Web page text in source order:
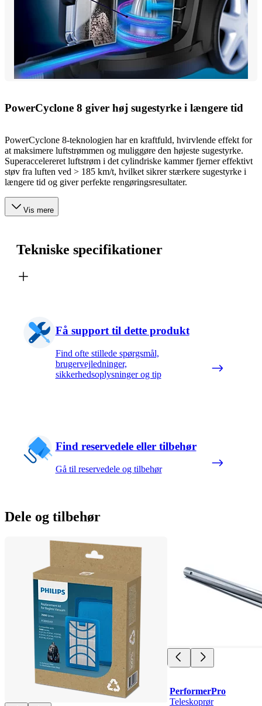
PowerCyclone 8 giver høj sugestyrke i længere tid
PowerCyclone 8-teknologien har en kraftfuld, hvirvlende effekt for
at maksimere luftstrømmen og muliggøre den højeste sugestyrke.
Superaccelereret luftstrøm i det cylindriske kammer fjerner effektivt
støv fra luften ved > 185 km/t, hvilket sikrer stærkere sugestyrke i
længere tid og giver perfekte rengøringsresultater.
Vis mere
Tekniske specifikationer
Få support til dette produkt
Find ofte stillede spørgsmål,
brugervejledninger,
sikkerhedsoplysninger og tip
Find reservedele eller tilbehør
Gå til reservedele og tilbehør
Dele og tilbehør
PerformerPro
Teleskoprør